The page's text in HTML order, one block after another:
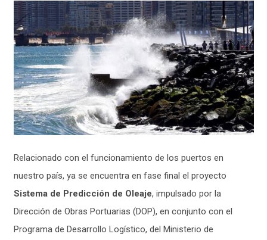
Relacionado con el funcionamiento de los puertos en
nuestro país, ya se encuentra en fase final el proyecto
Sistema de Predicción de Oleaje, impulsado por la
Dirección de Obras Portuarias (DOP), en conjunto con el
Programa de Desarrollo Logístico, del Ministerio de